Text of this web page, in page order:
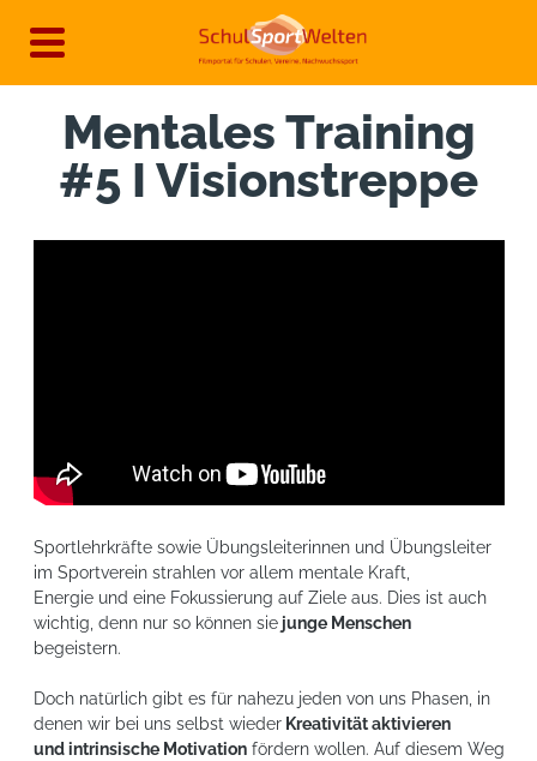
zum
Mentales Training
#5 I Visionstreppe
Sportlehrkräfte sowie Übungsleiterinnen und Übungsleiter
im Sportverein strahlen vor allem mentale Kraft,
Energie und eine Fokussierung auf Ziele aus. Dies ist auch
wichtig, denn nur so können siejunge Menschen
begeistern.
Doch natürlich gibt es für nahezu jeden von uns Phasen, in
denen wir bei uns selbst wiederKreativität aktivieren
und intrinsische Motivationfördern wollen. Auf diesem Weg